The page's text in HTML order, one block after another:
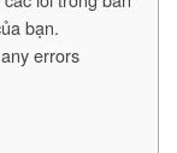
bạn.
errors